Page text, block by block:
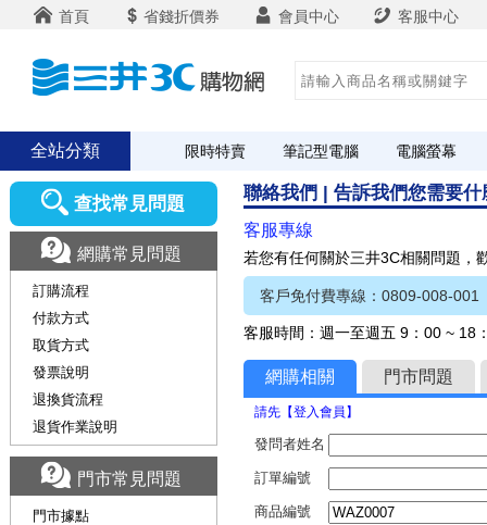
首頁 省錢折價券 會員中心 客服中心
全站分類 限時特賣 筆記型電腦 電腦螢幕
聯絡我們 | 告訴我們您需要什
客服專線
若您有任何關於三井3C相關問題，
客戶免付費專線：0809-008-001
客服時間：週一至週五 9：00 ~ 18
網購相關 門市問題
請先【登入會員】
發問者姓名
訂單編號
商品編號
查找常見問題
網購常見問題
訂購流程
付款方式
取貨方式
發票說明
退換貨流程
退貨作業說明
門市常見問題
門市據點